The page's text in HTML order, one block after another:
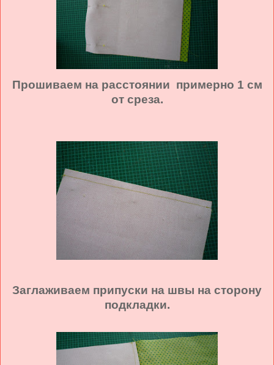
Прошиваем на расстоянии примерно 1 см
от среза.
Заглаживаем припуски на швы на сторону
подкладки.